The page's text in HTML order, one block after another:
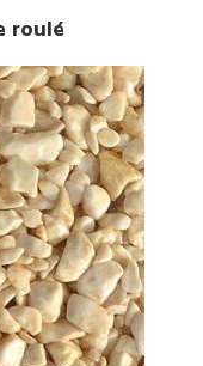
roulé